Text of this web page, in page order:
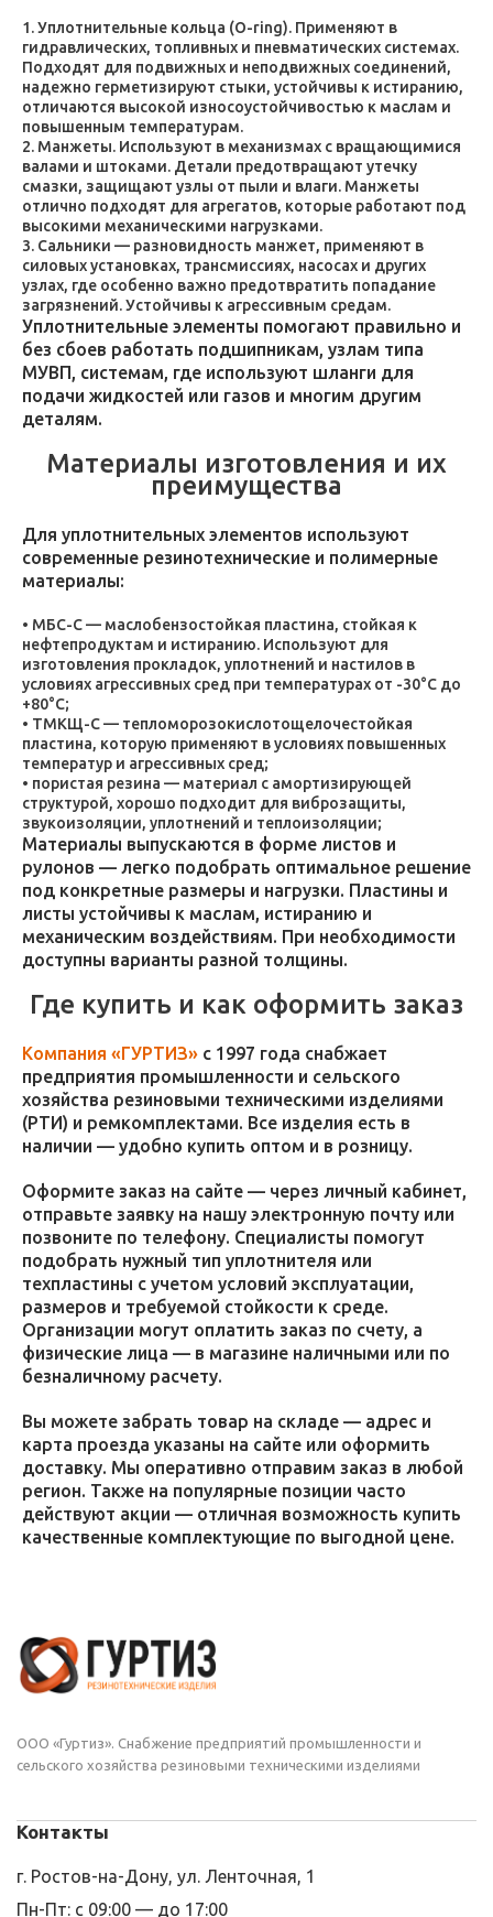
Уплотнительные кольца (O-ring). Применяют в
гидравлических, топливных и пневматических системах.
Подходят для подвижных и неподвижных соединений,
надежно герметизируют стыки, устойчивы к истиранию,
отличаются высокой износоустойчивостью к маслам и
повышенным температурам.
Манжеты. Используют в механизмах с вращающимися
валами и штоками. Детали предотвращают утечку
смазки, защищают узлы от пыли и влаги. Манжеты
отлично подходят для агрегатов, которые работают под
высокими механическими нагрузками.
Сальники — разновидность манжет, применяют в
силовых установках, трансмиссиях, насосах и других
узлах, где особенно важно предотвратить попадание
загрязнений. Устойчивы к агрессивным средам.
Уплотнительные элементы помогают правильно и
без сбоев работать подшипникам, узлам типа
МУВП, системам, где используют шланги для
подачи жидкостей или газов и многим другим
деталям.
Материалы изготовления и их
преимущества
Для уплотнительных элементов используют
современные резинотехнические и полимерные
материалы:
МБС-С — маслобензостойкая пластина, стойкая к
нефтепродуктам и истиранию. Используют для
изготовления прокладок, уплотнений и настилов в
условиях агрессивных сред при температурах от -30°C до
+80°C;
ТМКЩ-С — тепломорозокислотощелочестойкая
пластина, которую применяют в условиях повышенных
температур и агрессивных сред;
пористая резина — материал с амортизирующей
структурой, хорошо подходит для виброзащиты,
звукоизоляции, уплотнений и теплоизоляции;
Материалы выпускаются в форме листов и
рулонов — легко подобрать оптимальное решение
под конкретные размеры и нагрузки. Пластины и
листы устойчивы к маслам, истиранию и
механическим воздействиям. При необходимости
доступны варианты разной толщины.
Где купить и как оформить заказ
Компания «ГУРТИЗ» с 1997 года снабжает
предприятия промышленности и сельского
хозяйства резиновыми техническими изделиями
(РТИ) и ремкомплектами. Все изделия есть в
наличии — удобно купить оптом и в розницу.
Оформите заказ на сайте — через личный кабинет,
отправьте заявку на нашу электронную почту или
позвоните по телефону. Специалисты помогут
подобрать нужный тип уплотнителя или
техпластины с учетом условий эксплуатации,
размеров и требуемой стойкости к среде.
Организации могут оплатить заказ по счету, а
физические лица — в магазине наличными или по
безналичному расчету.
Вы можете забрать товар на складе — адрес и
карта проезда указаны на сайте или оформить
доставку. Мы оперативно отправим заказ в любой
регион. Также на популярные позиции часто
действуют акции — отличная возможность купить
качественные комплектующие по выгодной цене.
ООО «Гуртиз». Снабжение предприятий промышленности и
сельского хозяйства резиновыми техническими изделиями
Контакты
г. Ростов-на-Дону, ул. Ленточная, 1
Пн-Пт: с 09:00 — до 17:00